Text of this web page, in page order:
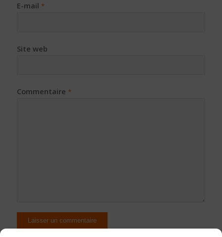
E-mail *
Site web
Commentaire *